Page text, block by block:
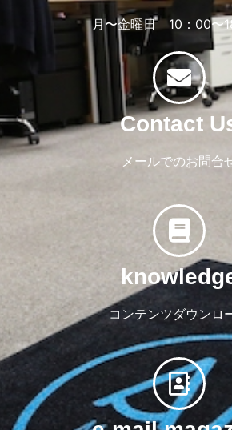
月〜金曜日 10：00〜
Contact
メールでのお問合
コンテンツダウンロ